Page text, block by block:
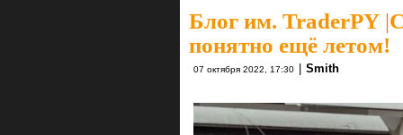
Блог им. TraderPY |
понятно ещё летом!
07 октября 2022, 17:30 | Smith